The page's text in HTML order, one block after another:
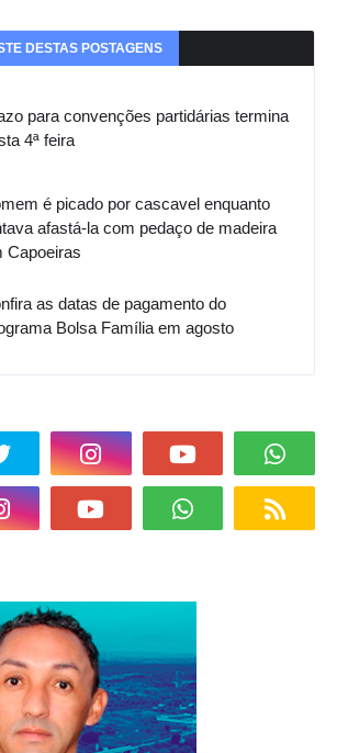
DESTAS POSTAGENS
para convenções partidárias termina
4ª feira
é picado por cascavel enquanto
afastá-la com pedaço de madeira
Capoeiras
as datas de pagamento do
Bolsa Família em agosto